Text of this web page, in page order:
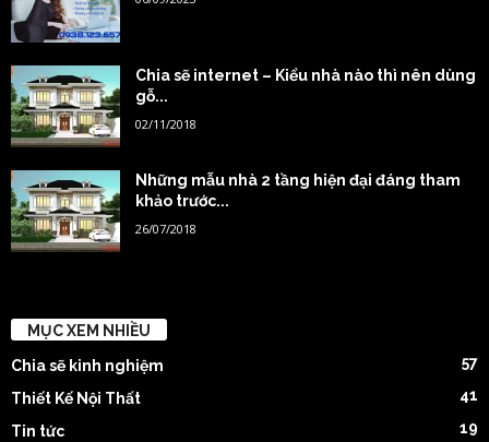
Chia sẽ internet – Kiểu nhà nào thì nên dùng
gỗ...
02/11/2018
Những mẫu nhà 2 tầng hiện đại đáng tham
khảo trước...
26/07/2018
MỤC XEM NHIỀU
Chia sẽ kinh nghiệm
57
Thiết Kế Nội Thất 41
Tin tức 19